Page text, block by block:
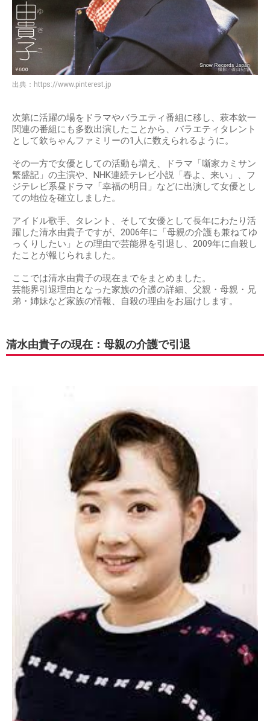
出典： https://www.pinterest.jp
次第に活躍の場をドラマやバラエティ番組に移し、萩本欽一
関連の番組にも多数出演したことから、バラエティタレント
として欽ちゃんファミリーの1人に数えられるように。
その一方で女優としての活動も増え、ドラマ「噺家カミサン
繁盛記」の主演や、NHK連続テレビ小説「春よ、来い」、フ
ジテレビ系昼ドラマ「幸福の明日」などに出演して女優とし
ての地位を確立しました。
アイドル歌手、タレント、そして女優として長年にわたり活
躍した清水由貴子ですが、2006年に「母親の介護も兼ねてゆ
っくりしたい」との理由で芸能界を引退し、2009年に自殺し
たことが報じられました。
ここでは清水由貴子の現在までをまとめました。
芸能界引退理由となった家族の介護の詳細、父親・母親・兄
弟・姉妹など家族の情報、自殺の理由をお届けします。
清水由貴子の現在：母親の介護で引退